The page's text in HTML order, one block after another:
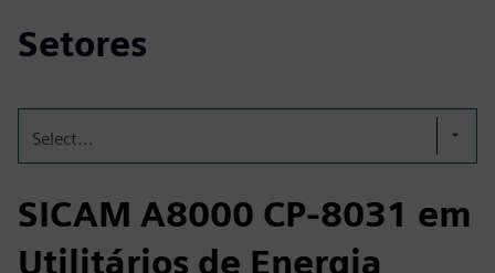
Setores
Select...
SICAM A8000 CP-8031 em
Utilitários de Energia